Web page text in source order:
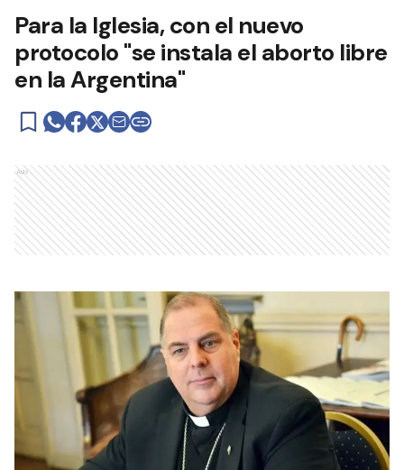
Para la Iglesia, con el nuevo
protocolo "se instala el aborto libre
en la Argentina"
Ads